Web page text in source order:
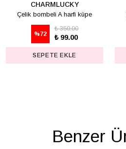
CHARMLUCKY
Çelik bombeli A harfi küpe
%72
₺ 350.00
₺ 99.00
SEPETE EKLE
Benzer